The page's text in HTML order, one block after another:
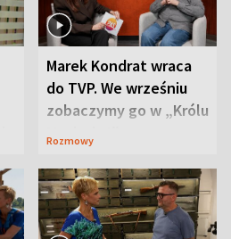
Marek Kondrat wraca
do TVP. We wrześniu
zobaczymy go w „Królu
Maciusiu I”
Rozmowy